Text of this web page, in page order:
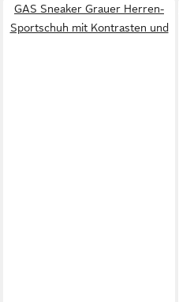
GAS Sneaker Grauer Herren-
Sportschuh mit Kontrasten und